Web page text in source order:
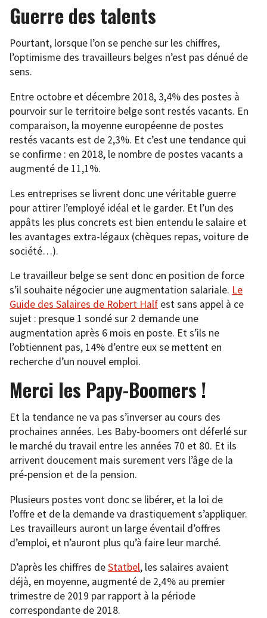
Guerre des talents
Pourtant, lorsque l’on se penche sur les chiffres,
l’optimisme des travailleurs belges n’est pas dénué de
sens.
Entre octobre et décembre 2018, 3,4% des postes à
pourvoir sur le territoire belge sont restés vacants. En
comparaison, la moyenne européenne de postes
restés vacants est de 2,3%. Et c’est une tendance qui
se confirme : en 2018, le nombre de postes vacants a
augmenté de 11,1%.
Les entreprises se livrent donc une véritable guerre
pour attirer l’employé idéal et le garder. Et l’un des
appâts les plus concrets est bien entendu le salaire et
les avantages extra-légaux (chèques repas, voiture de
société…).
Le travailleur belge se sent donc en position de force
s’il souhaite négocier une augmentation salariale. Le
Guide des Salaires de Robert Half est sans appel à ce
sujet : presque 1 sondé sur 2 demande une
augmentation après 6 mois en poste. Et s’ils ne
l’obtiennent pas, 14% d’entre eux se mettent en
recherche d’un nouvel emploi.
Merci les Papy-Boomers !
Et la tendance ne va pas s’inverser au cours des
prochaines années. Les Baby-boomers ont déferlé sur
le marché du travail entre les années 70 et 80. Et ils
arrivent doucement mais surement vers l’âge de la
pré-pension et de la pension.
Plusieurs postes vont donc se libérer, et la loi de
l’offre et de la demande va drastiquement s’appliquer.
Les travailleurs auront un large éventail d’offres
d’emploi, et n’auront plus qu’à faire leur marché.
D’après les chiffres deStatbel, les salaires avaient
déjà, en moyenne, augmenté de 2,4 % au premier
trimestre de 2019 par rapport à la période
correspondante de 2018.